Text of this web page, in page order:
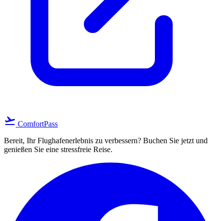
flight_takeoff ComfortPass
Bereit, Ihr Flughafenerlebnis zu verbessern? Buchen Sie jetzt und
genießen Sie eine stressfreie Reise.